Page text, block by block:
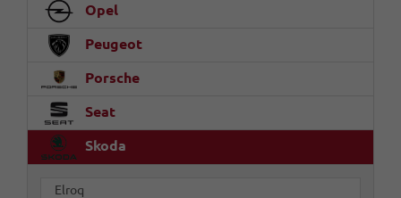
Opel
Peugeot
Porsche
Seat
Skoda
Elroq